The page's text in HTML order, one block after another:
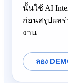
นั้นใช้ AI
ก่อนสรุปผลร่
งาน
ลอง